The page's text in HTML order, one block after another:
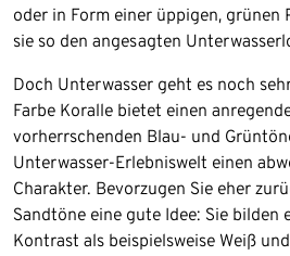
oder in Form einer üppigen, grünen
sie so den angesagten
Doch Unterwasser geht es noch
Farbe Koralle bietet einen
vorherrschenden Blau- und
Unterwasser-Erlebniswelt einen
Charakter. Bevorzugen Sie eher
Sandtöne eine gute Idee: Sie bilden
Kontrast als beispielsweise Weiß